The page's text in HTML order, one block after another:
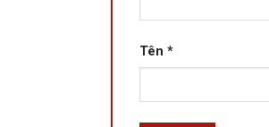
Tên *